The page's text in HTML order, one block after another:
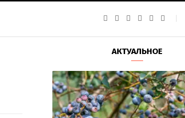
k
a
g
a
m
g
r
a
m
u
b
т
е
АКТУАЛЬНОЕ